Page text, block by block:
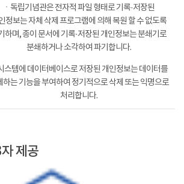
ㆍ독립기념관은 전자적 파일 형태로 기록·저장된
정보는 자체 삭제 프로그램에 의해 복원 할 수 없도록
하며, 종이 문서에 기록·저장된 개인정보는 분쇄기로
분쇄하거나 소각하여 파기합니다.
스템에 데이터베이스로 저장된 개인정보는 데이터를
하는 기능을 부여하여 정기적으로 삭제 또는 익명으로
처리합니다.
제공